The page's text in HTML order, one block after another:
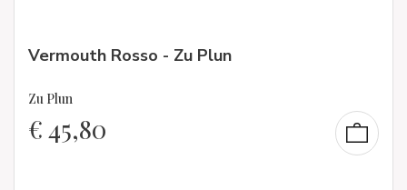
Vermouth Rosso - Zu Plun
Zu Plun
€45,80